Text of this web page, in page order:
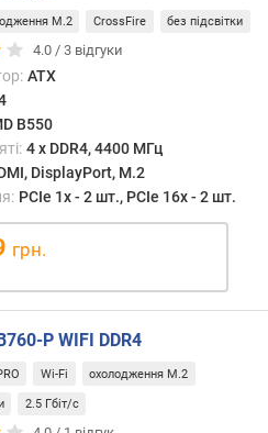
M.2 CrossFire без підсвітки
4.0 /3 відгуки
ATX
B550
4 х DDR4, 4400 МГц
DisplayPort, M.2
PCIe 1x - 2 шт., PCIe 16x - 2 шт.
грн.
P WIFI DDR4
Wi-Fi охолодження M.2
2.5 Гбіт/с